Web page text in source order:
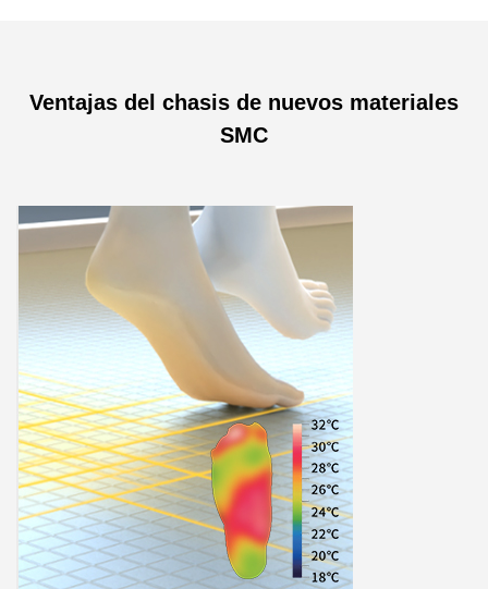
Ventajas del chasis de nuevos materiales
SMC